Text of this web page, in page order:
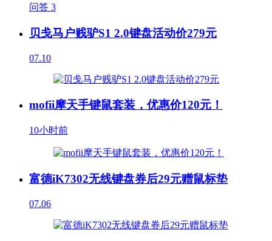
问答 3
贝戋马户贱驴S1 2.0键盘活动价279元
07.10
mofii摩天手键鼠套装，优惠价120元！
10小时前
富德iK7302无线键盘券后29元赠鼠标垫
07.06